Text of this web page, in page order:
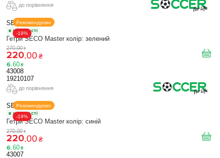
до порівняння
Рекомендуємо
-19%
SECO
в наявності
Гетри SECO Master колір: зелений
270.00 ₴
220.00 ₴
6 60 ₴
43008
19210107
до порівняння
Рекомендуємо
-19%
SECO
в наявності
Гетри SECO Master колір: синій
270.00 ₴
220.00 ₴
6 60 ₴
43007